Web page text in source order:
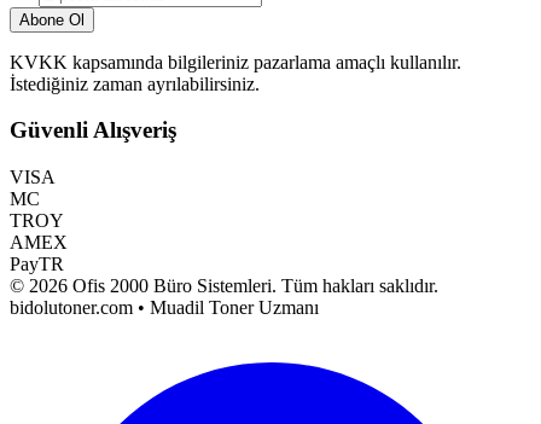
Abone Ol
KVKK kapsamında bilgileriniz pazarlama amaçlı kullanılır.
İstediğiniz zaman ayrılabilirsiniz.
Güvenli Alışveriş
VISA
MC
TROY
AMEX
PayTR
© 2026 Ofis 2000 Büro Sistemleri. Tüm hakları saklıdır.
bidolutoner.com • Muadil Toner Uzmanı